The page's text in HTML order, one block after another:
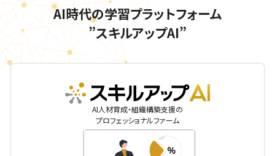
AI時代の学習プラットフォーム
”スキルアップAI”
skillupai
AI人材育成・組織構築支援の
プロフェッショナルファーム